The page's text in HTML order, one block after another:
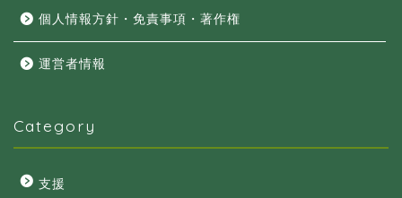
個人情報方針・免責事項・著作権
運営者情報
Category
支援